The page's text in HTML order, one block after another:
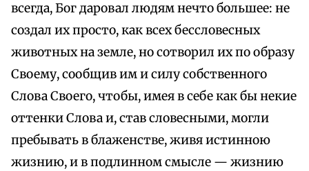
всегда, Бог даровал людям нечто большее: не
создал их просто, как всех бессловесных
животных на земле, но сотворил их по образу
Своему, сообщив им и силу собственного
Слова Своего, чтобы, имея в себе как бы некие
оттенки Слова и, став словесными, могли
пребывать в блаженстве, живя истинною
жизнию, и в подлинном смысле — жизнию